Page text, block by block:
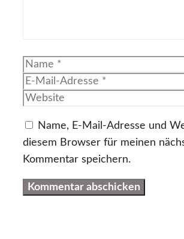
Name
Name, E-Mail-Adresse und
diesem Browser für meinen
Kommentar speichern.